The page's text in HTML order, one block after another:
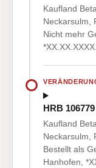
Kaufland
Neckarsulm,
Nicht mehr
*XX.XX.XXXX.
HRB 106779
Kaufland
Neckarsulm,
Bestellt als
Hanhofen,